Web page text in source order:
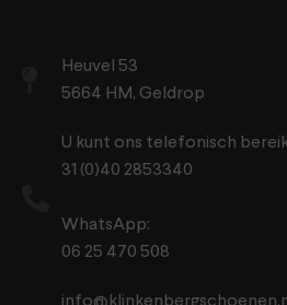
Heuvel 53
5664 HM, Geldrop
U kunt ons telefonisch
31 (0)40 2853340
WhatsApp:
06 25 470 508